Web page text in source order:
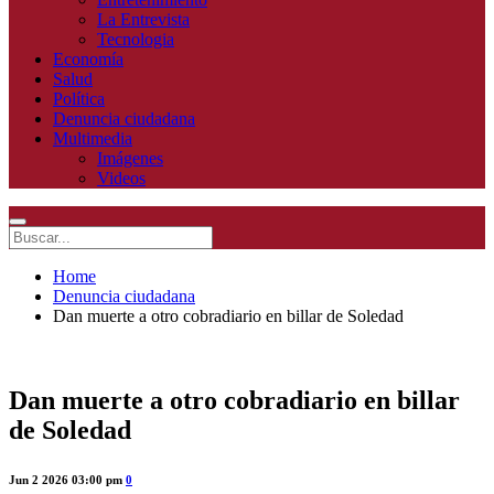
La Entrevista
Tecnologia
Economía
Salud
Política
Denuncia ciudadana
Multimedia
Imágenes
Videos
Home
Denuncia ciudadana
Dan muerte a otro cobradiario en billar de Soledad
Dan muerte a otro cobradiario en billar
de Soledad
Jun 2 2026 03:00 pm 0